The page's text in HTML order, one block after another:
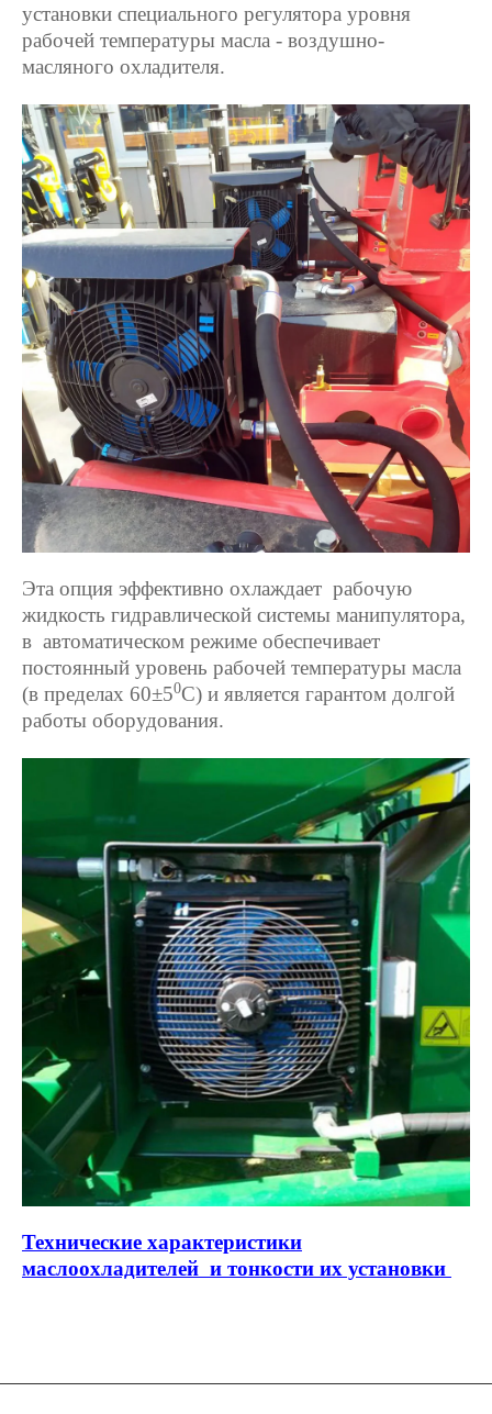
установки специального регулятора уровня
рабочей температуры масла - воздушно-
масляного охладителя.
Эта опция эффективно охлаждает рабочую
жидкость гидравлической системы манипулятора,
в автоматическом режиме обеспечивает
постоянный уровень рабочей температуры масла
(в пределах 60±50С) и является гарантом долгой
работы оборудования.
Технические характеристики
маслоохладителей и тонкости их установки